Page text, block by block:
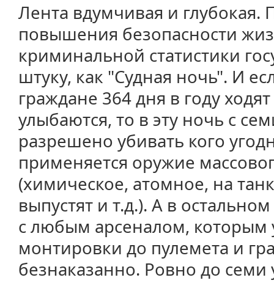
Лента вдумчивая и глубокая.
повышения безопасности
криминальной статистики
штуку, как "Судная ночь". И
граждане 364 дня в году
улыбаются, то в эту ночь с
разрешено убивать кого
применяется оружие
(химическое, атомное, на
выпустят и т.д.). А в
с любым арсеналом, которым
монтировки до пулемета и
безнаказанно. Ровно до семи